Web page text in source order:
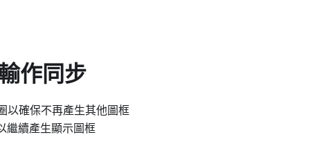
作同步
以確保不再產生其他圖框
繼續產生顯示圖框